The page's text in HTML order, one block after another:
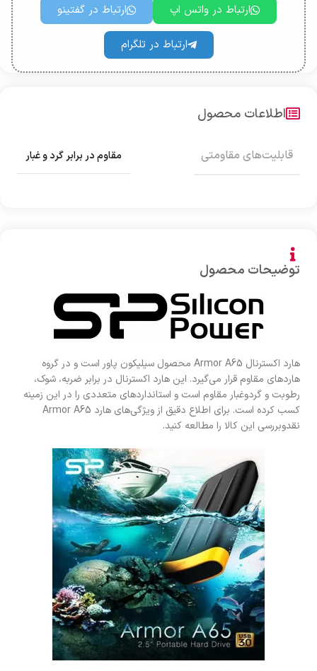
ارتباط در واتس اپ ارتباط در گفتینو
ارتباط در تلگرام
توضیحات محصول
هارد اکسترنال Armor A65 محصول سیلیکون پاور است و در گروه
هاردهای مقاوم قرار می‌گیرد. این هارد اکسترنال در برابر ضربه، شوک،
رطوبت و گردوغبار مقاوم است و استانداردهای متعددی را در این زمینه
کسب کرده است. برای اطلاع دقیق از ویژگی‌های هارد Armor A65
نقدوبررسی این کالا را مطالعه کنید.
اطلاعات محصول
قابلیت‌های مقاومتی مقاوم در برابر گرد و غبار